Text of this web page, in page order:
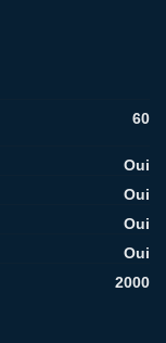
60
Oui
Oui
Oui
Oui
2000